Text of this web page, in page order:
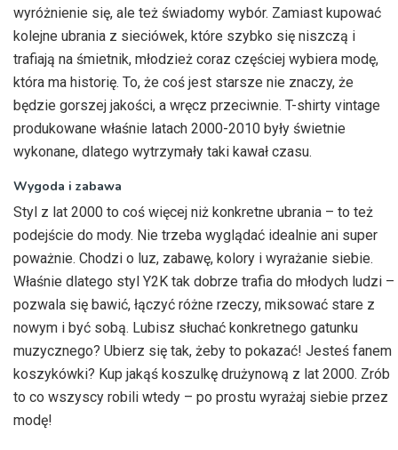
wyróżnienie się, ale też świadomy wybór. Zamiast kupować
kolejne ubrania z sieciówek, które szybko się niszczą i
trafiają na śmietnik, młodzież coraz częściej wybiera modę,
która ma historię. To, że coś jest starsze nie znaczy, że
będzie gorszej jakości, a wręcz przeciwnie. T-shirty vintage
produkowane właśnie latach 2000-2010 były świetnie
wykonane, dlatego wytrzymały taki kawał czasu.
Wygoda i zabawa
Styl z lat 2000 to coś więcej niż konkretne ubrania – to też
podejście do mody. Nie trzeba wyglądać idealnie ani super
poważnie. Chodzi o luz, zabawę, kolory i wyrażanie siebie.
Właśnie dlatego styl Y2K tak dobrze trafia do młodych ludzi –
pozwala się bawić, łączyć różne rzeczy, miksować stare z
nowym i być sobą. Lubisz słuchać konkretnego gatunku
muzycznego? Ubierz się tak, żeby to pokazać! Jesteś fanem
koszykówki? Kup jakąś koszulkę drużynową z lat 2000. Zrób
to co wszyscy robili wtedy – po prostu wyrażaj siebie przez
modę!